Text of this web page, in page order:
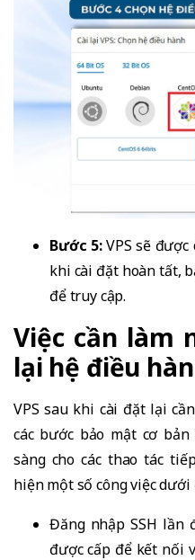
Bước 5:VPS sẽ được
khi cài đặt hoàn tất,
để truy cập.
Việc cần làm
lại hệ điều
VPS sau khi cài đặt lại
các bước bảo mật cơ
sàng cho các thao tác
hiện một số công việc dưới
Đăng nhập SSH lần
được cấp để kết nối